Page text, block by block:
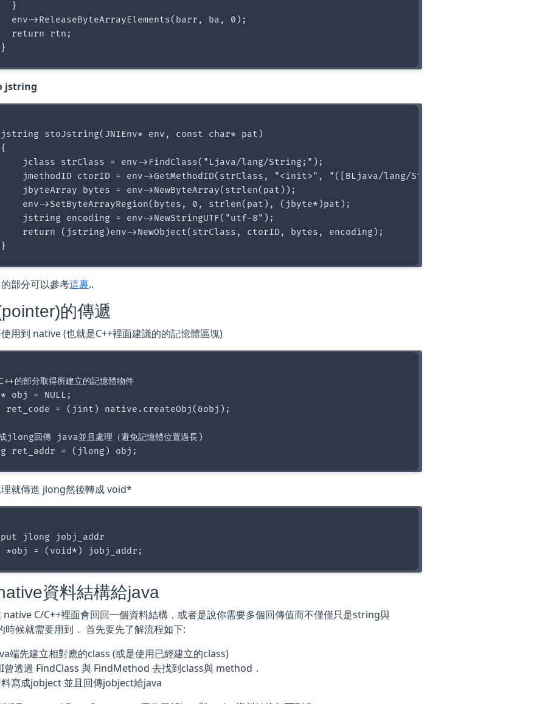
}
env->ReleaseByteArrayElements(barr, ba, 0);
return rtn;
jstring
stoJstring(JNIEnv* env, const char* pat)
jclass strClass = env->FindClass("Ljava/lang/String;");
jmethodID ctorID = env->GetMethodID(strClass, "<init>", "([BLjava/lang/String;)V");
jbyteArray bytes = env->NewByteArray(strlen(pat));
env->SetByteArrayRegion(bytes, 0, strlen(pat), (jbyte*)pat);
jstring encoding = env->NewStringUTF("utf-8");
return (jstring)env->NewObject(strClass, ctorID, bytes, encoding);
部分可以參考這裏..
的傳遞
用到 native (也就是C++裡面建議的的記憶體區塊)
的部分取得所建立的記憶體物件
obj = NULL;
= (jint) native.createObj(&obj);
jlong回傳 java並且處理（避免記憶體位置過長)
就傳進 jlong然後轉成 void*
jlong jobj_addr
資料結構給java
native C/C++裡面會回回一個資料結構，或者是說你需要多個回傳值而不僅僅只是string與
候就需要用到． 首先要先了解流程如下:
端先建立相對應的class (或是使用已經建立的class)
曾透過 FindClass 與 FindMethod 去找到class與 method．
寫成jobject 並且回傳jobject給java